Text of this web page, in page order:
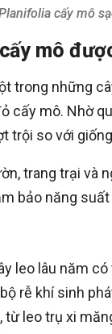
cấy mô
mô
trong những
cấy mô. Nhờ
trội so với
trang trại và
bảo năng
leo lâu năm
rễ khí sinh
leo trụ xi